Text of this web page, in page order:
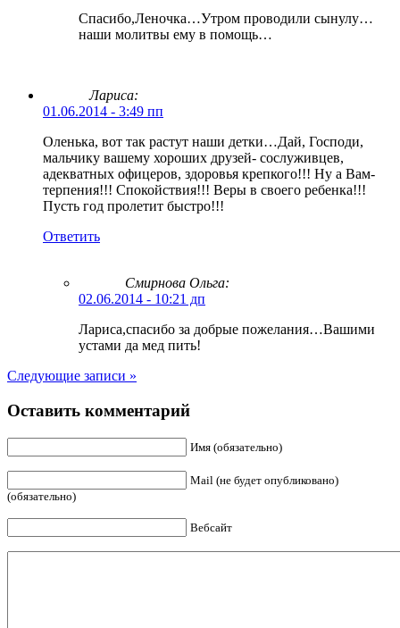
Спасибо,Леночка…Утром проводили сынулу…
наши молитвы ему в помощь…
Лариса:
01.06.2014 - 3:49 пп
Оленька, вот так растут наши детки…Дай, Господи,
мальчику вашему хороших друзей- сослуживцев,
адекватных офицеров, здоровья крепкого!!! Ну а Вам-
терпения!!! Спокойствия!!! Веры в своего ребенка!!!
Пусть год пролетит быстро!!!
Ответить
Смирнова Ольга:
02.06.2014 - 10:21 дп
Лариса,спасибо за добрые пожелания…Вашими
устами да мед пить!
Следующие записи »
Оставить комментарий
Имя (обязательно)
Mail (не будет опубликовано)
(обязательно)
Вебсайт